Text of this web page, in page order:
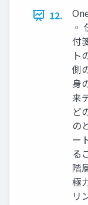
12.
◦
付
ト
側
身
来
ど
の
ー
る
階
極
リ